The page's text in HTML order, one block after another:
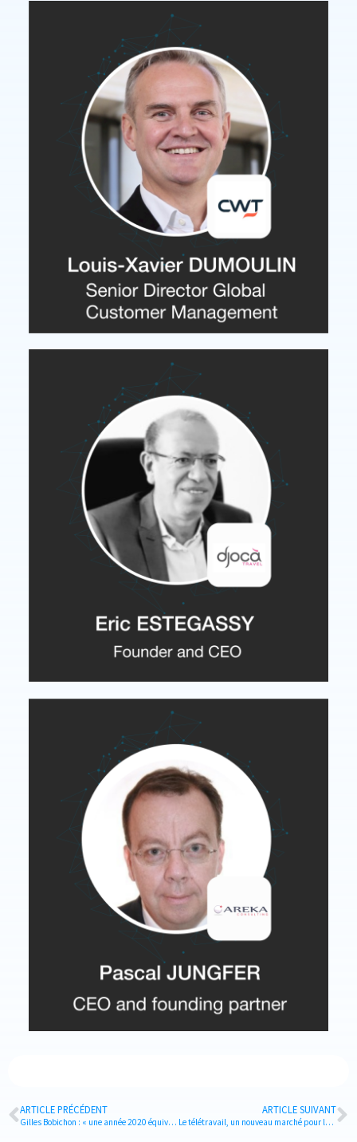
ARTICLE PRÉCÉDENT
Gilles Bobichon : « une année 2020 équivalente à 2019 »
ARTICLE SUIVANT
Le télétravail, un nouveau marché pour le voyage d’affaires